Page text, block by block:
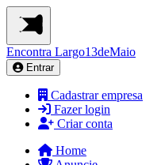
Encontra Largo13deMaio
Entrar
Cadastrar empresa
Fazer login
Criar conta
Home